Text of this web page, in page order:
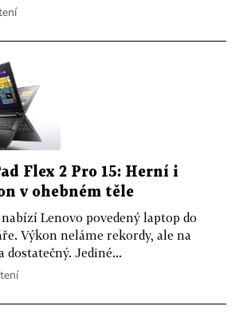
Flex 2 Pro 15: Herní i
v ohebném těle
Lenovo povedený laptop do
Výkon neláme rekordy, ale na
dostatečný. Jediné...